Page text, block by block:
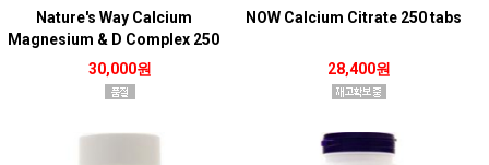
Nature's Way Calcium
Magnesium & D Complex 250
caps
30,000원
NOW Calcium Citrate 250 tabs
28,400원